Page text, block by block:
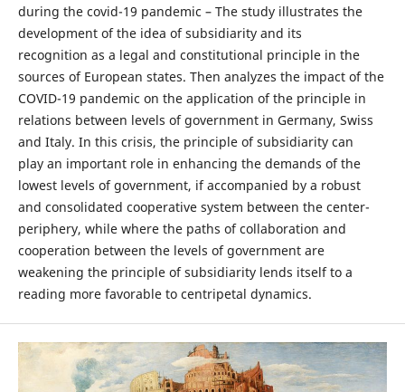
during the covid-19 pandemic – The study illustrates the
development of the idea of subsidiarity and its
recognition as a legal and constitutional principle in the
sources of European states. Then analyzes the impact of the
COVID-19 pandemic on the application of the principle in
relations between levels of government in Germany, Swiss
and Italy. In this crisis, the principle of subsidiarity can
play an important role in enhancing the demands of the
lowest levels of government, if accompanied by a robust
and consolidated cooperative system between the center-
periphery, while where the paths of collaboration and
cooperation between the levels of government are
weakening the principle of subsidiarity lends itself to a
reading more favorable to centripetal dynamics.